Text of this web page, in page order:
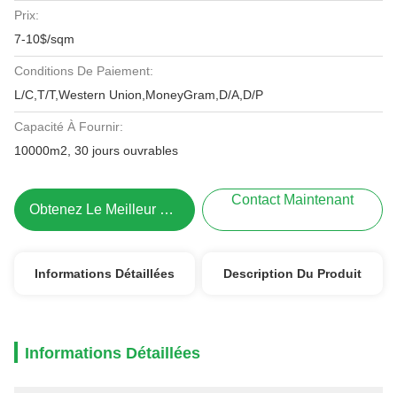
Prix:
7-10$/sqm
Conditions De Paiement:
L/C,T/T,Western Union,MoneyGram,D/A,D/P
Capacité À Fournir:
10000m2, 30 jours ouvrables
Obtenez Le Meilleur Prix
Contact Maintenant
Informations Détaillées Description Du Produit
Informations Détaillées